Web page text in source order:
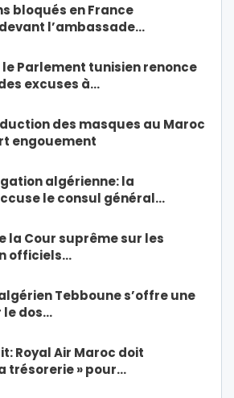
bloqués en France
l’ambassade…
Parlement tunisien renonce
excuses à…
des masques au Maroc
engouement
algérienne: la
le consul général…
la Cour suprême sur les
officiels…
Tebboune s’offre une
le dos…
Royal Air Maroc doit
trésorerie » pour…